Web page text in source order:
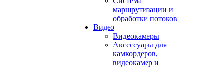
маршрутизации и
обработки потоков
Видео
Видеокамеры
Аксессуары для
камкордеров,
видеокамер и